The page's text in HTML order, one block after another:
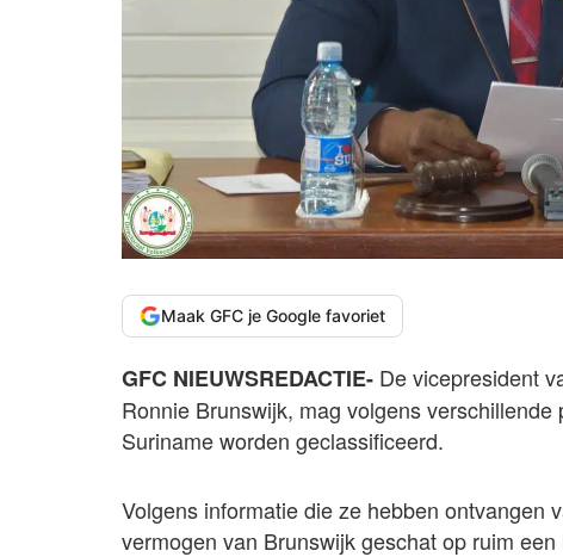
Maak GFC je Google favoriet
GFC NIEUWSREDACTIE- De vicepresident
Ronnie Brunswijk, mag volgens
Suriname worden geclassificeerd.
Volgens informatie die ze hebben ontvangen
vermogen van Brunswijk geschat op ruim